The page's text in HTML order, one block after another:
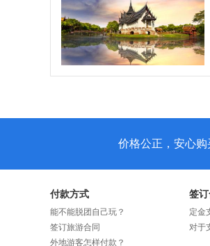
价格公正，安心购
付款方式
能不能脱团自己玩？
签订旅游合同
外地游客怎样付款？
签订
定金
对于